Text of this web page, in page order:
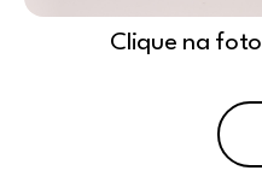
Clique na